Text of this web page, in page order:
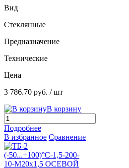
Вид
Стеклянные
Предназначение
Технические
Цена
3 786.70 руб. / шт
В корзину
Подробнее
В избранное Сравнение